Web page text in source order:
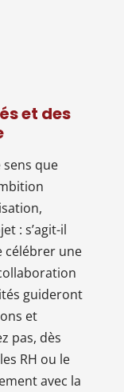
et des
sens que
: s’agit-il
célébrer une
guideront
et
pas, dès
RH ou le
avec la